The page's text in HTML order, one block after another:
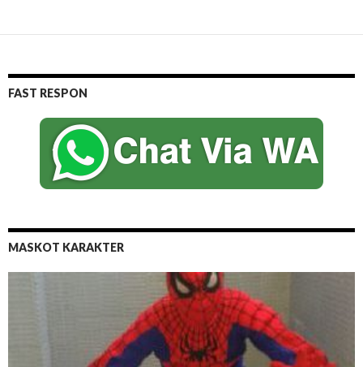
FAST RESPON
MASKOT KARAKTER